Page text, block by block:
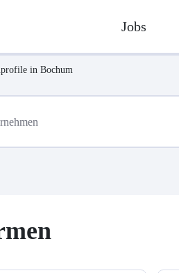
Jobs
in Bochum